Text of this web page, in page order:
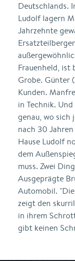
Deutschlands.
Ludolf lagern
Jahrzehnte
Frauenheld, ist
Grobe. Günter
Kunden.
in Technik.
genau, wo sich
nach 30
Hause Ludolf
dem
muss. Zwei
Ausgeprägte
Automobil.
zeigt den
in ihrem
gibt keinen